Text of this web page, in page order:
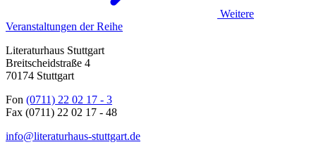
Weitere
Veranstaltungen der Reihe
Literaturhaus Stuttgart
Breitscheidstraße 4
70174 Stuttgart
Fon (0711) 22 02 17 - 3
Fax (0711) 22 02 17 - 48
info@literaturhaus-stuttgart.de